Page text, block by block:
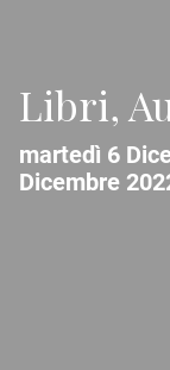
Libri,
martedì 6
Dicembre